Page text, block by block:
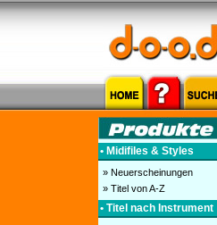
• Midifiles & Styles
» Neuerscheinungen
» Titel von A-Z
• Titel nach Instrument